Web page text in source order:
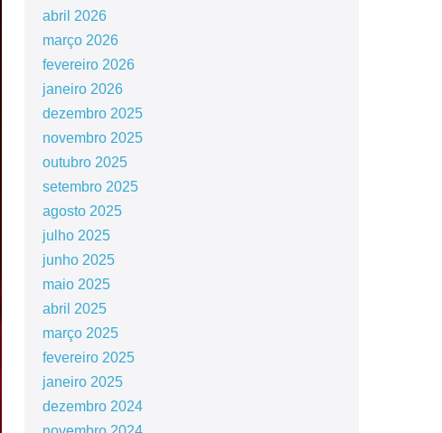
abril 2026
março 2026
fevereiro 2026
janeiro 2026
dezembro 2025
novembro 2025
outubro 2025
setembro 2025
agosto 2025
julho 2025
junho 2025
maio 2025
abril 2025
março 2025
fevereiro 2025
janeiro 2025
dezembro 2024